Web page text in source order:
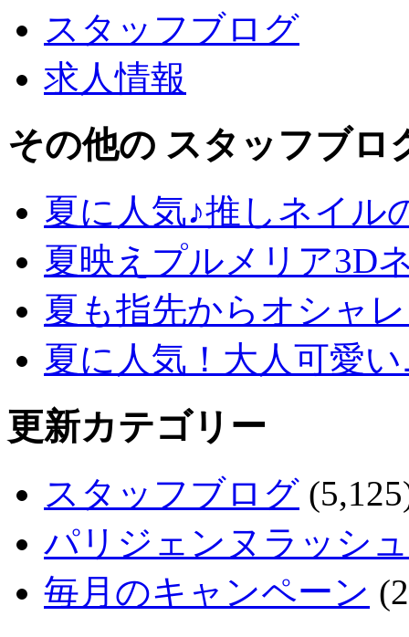
スタッフブログ
求人情報
その他の スタッフブロ
夏に人気♪推しネイル
夏映えプルメリア3D
夏も指先からオシャ
夏に人気！大人可愛
更新カテゴリー
スタッフブログ
パリジェンヌラッシ
毎月のキャンペーン